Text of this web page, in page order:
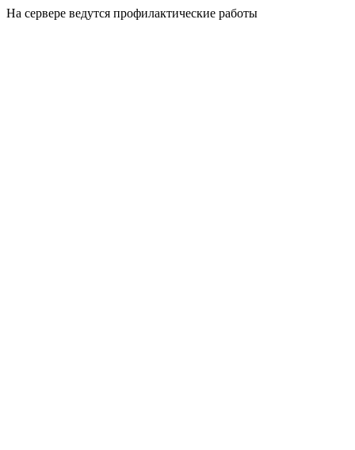
На сервере ведутся профилактические работы